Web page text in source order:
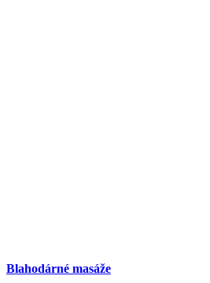
Blahodárné masáže